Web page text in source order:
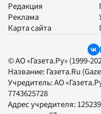
Редакция
Реклама
Карта сайта
© АО «Газета.Ру» (1999-
Название: Газета.Ru
Учредитель:АО
7743625728
Адрес учредителя: